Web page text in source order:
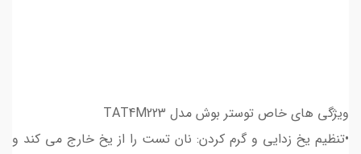
ویژگی های خاص توستر بوش مدل TAT4M223
•تنظیم یخ زدایی و گرم کردن: نان تست را از یخ خارج می کند و